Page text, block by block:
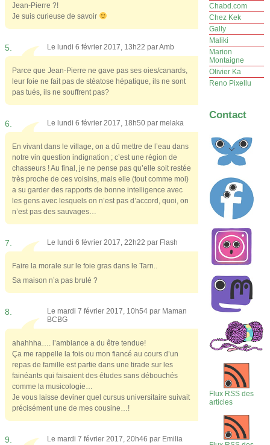
Jean-Pierre ?!
Je suis curieuse de savoir
5. Le lundi 6 février 2017, 13h22 parAmb
Parce que Jean-Pierre ne gave pas ses oies/canards,
leur foie ne fait pas de stéatose hépatique, ils ne sont
pas tués, ils ne souffrent pas?
6. Le lundi 6 février 2017, 18h50 par melaka
En vivant dans le village, on a dû mettre de l’eau dans
notre vin question indignation ; c’est une région de
chasseurs ! Au final, je ne pense pas qu’elle soit restée
très proche de ces voisins, mais elle (tout comme moi)
a su garder des rapports de bonne intelligence avec
les gens avec lesquels on n’est pas d’accord, quoi, on
n’est pas des sauvages…
7. Le lundi 6 février 2017, 22h22 par Flash
Faire la morale sur le foie gras dans le Tarn..
Sa maison n’a pas brulé ?
8. Le mardi 7 février 2017, 10h54 par Maman
BCBG
ahahhha…. l’ambiance a du être tendue!
Ça me rappelle la fois ou mon fiancé au cours d’un
repas de famille est partie dans une tirade sur les
fainéants qui faisaient des études sans débouchés
comme la musicologie…
Je vous laisse deviner quel cursus universitaire suivait
précisément une de mes cousine…!
9. Le mardi 7 février 2017, 20h46 par Emilia
Chabd.com
Chez Kek
Gally
Maliki
Marion
Montaigne
Olivier Ka
Reno Pixellu
Contact
Flux RSS des
articles